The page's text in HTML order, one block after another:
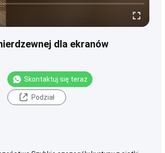
dla ekranów
Skontaktuj się teraz
Podział